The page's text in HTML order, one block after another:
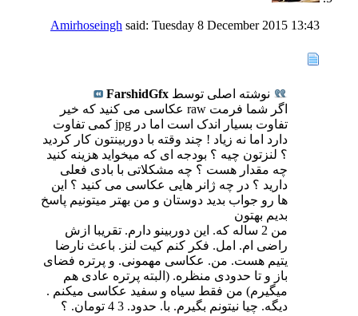
Amirhoseingh said: Tuesday 8 December 2015 13:43
نوشته اصلی توسط FarshidGfx
اگر شما فرمت raw عکاسی می کنید که خیر
تفاوت بسیار اندک است اما در jpg کمی تفاوت
دارد اما نه زیاد ! چند وقته با دوربینتون کار کردید
؟ لنزتون چیه ؟ بودجه ای که میخواید هزینه کنید
چه مقدار هست ؟ چه مشکلاتی با بادی فعلی
دارید ؟ در چه ژانر هایی عکاسی می کنید ؟ این
ها رو جواب بدید دوستان و من بهتر میتونیم پاسخ
بدیم بهتون
من 2 ساله که. این دوربینو دارم. تقریبا ازش
راضی ام. امل. فکر کنم کیت لنز. باعث نارضا
یتیم هست. من. عکاسی مهمونی. و پرتره فضای
باز و تا حدودی منظره. (البته پرتره عادی هم
میگیرم) من فقط سیاه و سفید عکاسی میکنم .
دیگه. چیا نیتونم بگیرم. با. حدود. 3 4 تومان. ؟